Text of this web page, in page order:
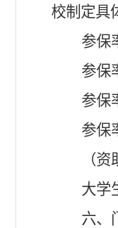
校制定具
参保
参保
参保
参保
（
大学
六、